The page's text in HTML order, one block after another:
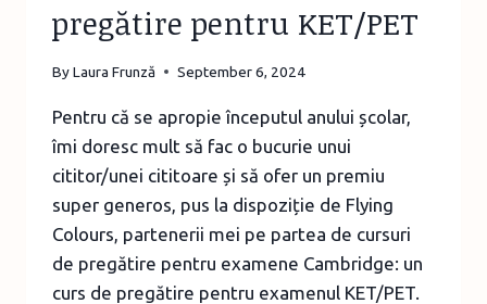
pregătire pentru KET/PET
ByLaura Frunză September 6, 2024
Pentru că se apropie începutul anului școlar,
îmi doresc mult să fac o bucurie unui
cititor/unei cititoare și să ofer un premiu
super generos, pus la dispoziție de Flying
Colours, partenerii mei pe partea de cursuri
de pregătire pentru examene Cambridge: un
curs de pregătire pentru examenul KET/PET.